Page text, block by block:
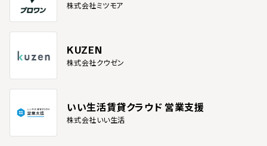
株式会社ミツモア
KUZEN
株式会社クウゼン
いい生活賃貸クラウド 営業支援
株式会社いい生活